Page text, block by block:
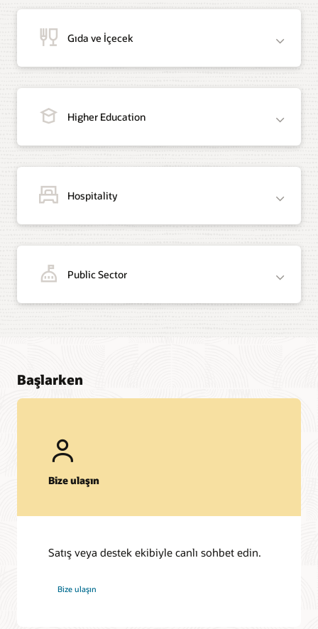
Gıda ve İçecek
Higher Education
Hospitality
Public Sector
Başlarken
Bize ulaşın
Satış veya destek ekibiyle canlı sohbet edin.
Bize ulaşın